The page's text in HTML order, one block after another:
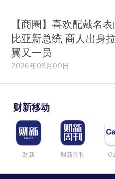
【商圈】喜欢配戴名
比亚新总统 商人出身
翼又一员
2026年08月09日
财新移动
财新 财新周刊